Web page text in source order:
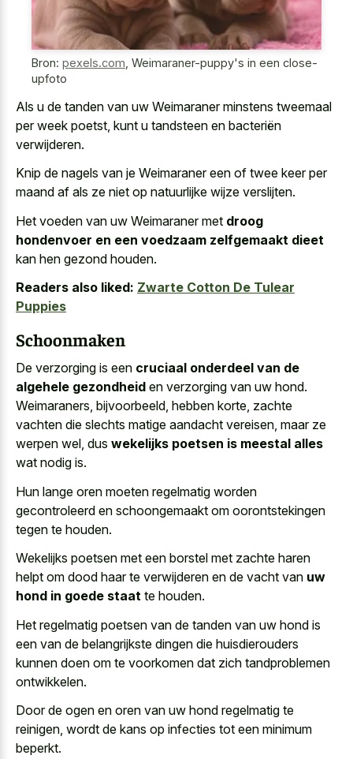
Bron: pexels.com Weimaraner-puppy's in een close-
upfoto
Als u de tanden van uw Weimaraner minstens tweemaal
per week poetst, kunt u tandsteen en bacteriën
verwijderen.
Knip de nagels van je Weimaraner een of twee keer per
maand af als ze niet op natuurlijke wijze verslijten.
Het voeden van uw Weimaraner met droog
hondenvoer en een voedzaam zelfgemaakt dieet
kan hen gezond houden.
Readers also liked: Zwarte Cotton De Tulear
Puppies
Schoonmaken
De verzorging is een cruciaal onderdeel van de
algehele gezondheid en verzorging van uw hond.
Weimaraners, bijvoorbeeld, hebben korte, zachte
vachten die slechts matige aandacht vereisen, maar ze
werpen wel, dus wekelijks poetsen is meestal alles
wat nodig is.
Hun lange oren moeten regelmatig worden
gecontroleerd en schoongemaakt om oorontstekingen
tegen te houden.
Wekelijks poetsen met een borstel met zachte haren
helpt om dood haar te verwijderen en de vacht van uw
hond in goede staat te houden.
Het regelmatig poetsen van de tanden van uw hond is
een van de belangrijkste dingen die huisdierouders
kunnen doen om te voorkomen dat zich tandproblemen
ontwikkelen.
Door de ogen en oren van uw hond regelmatig te
reinigen, wordt de kans op infecties tot een minimum
beperkt.